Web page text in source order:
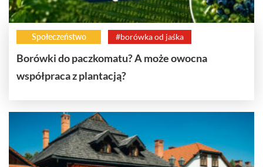
Społeczeństwo #borówka od jaśka
Borówki do paczkomatu? A może owocna
współpraca z plantacją?